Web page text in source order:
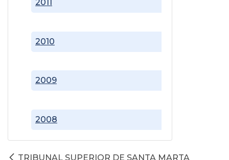
2008
2009
2010
2011
TRIBUNAL SUPERIOR DE SANTA MARTA